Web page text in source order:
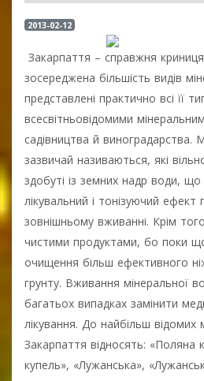
2013-02-12
Закарпаття – справжня
зосереджена більшість видів
представлені практично всі її
всесвітньовідомими
садівництва й виноградарства.
зазвичай називаються, які
здобуті із земних надр води,
лікувальний і тонізуючий
зовнішньому вживанні. Крім
чистими продуктами, бо поки
очищення більш ефективного
грунту. Вживання мінеральної
багатьох випадках замінити
лікування. До найбільш відомих
Закарпаття відносять: «Поляна
купель», «Лужанська»,